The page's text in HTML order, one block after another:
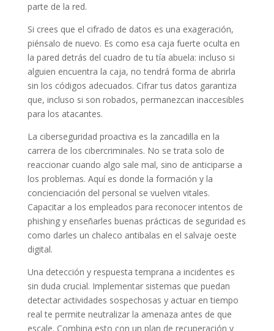
parte de la red.
Si crees que el cifrado de datos es una exageración,
piénsalo de nuevo. Es como esa caja fuerte oculta en
la pared detrás del cuadro de tu tía abuela: incluso si
alguien encuentra la caja, no tendrá forma de abrirla
sin los códigos adecuados. Cifrar tus datos garantiza
que, incluso si son robados, permanezcan inaccesibles
para los atacantes.
La ciberseguridad proactiva es la zancadilla en la
carrera de los cibercriminales. No se trata solo de
reaccionar cuando algo sale mal, sino de anticiparse a
los problemas. Aquí es donde la formación y la
concienciación del personal se vuelven vitales.
Capacitar a los empleados para reconocer intentos de
phishing y enseñarles buenas prácticas de seguridad es
como darles un chaleco antibalas en el salvaje oeste
digital.
Una detección y respuesta temprana a incidentes es
sin duda crucial. Implementar sistemas que puedan
detectar actividades sospechosas y actuar en tiempo
real te permite neutralizar la amenaza antes de que
escale. Combina esto con un plan de recuperación y